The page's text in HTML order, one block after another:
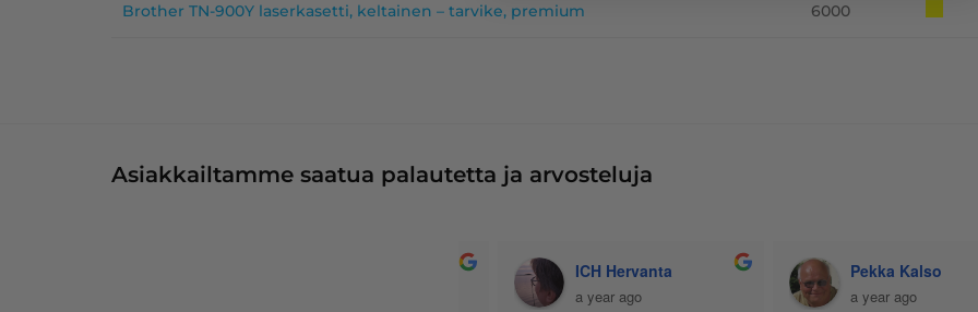
Brother TN-900Y laserkasetti, keltainen – tarvike, premium 6000
Asiakkailtamme saatua palautetta ja arvosteluja
Jussi Käteinen
11 months ago
Senja Bunda
a year ago